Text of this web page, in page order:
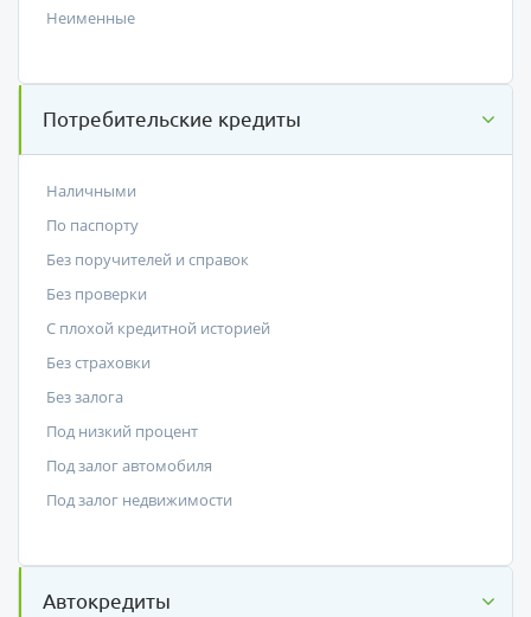
Неименные
Потребительские кредиты
Наличными
По паспорту
Без поручителей и справок
Без проверки
С плохой кредитной историей
Без страховки
Без залога
Под низкий процент
Под залог автомобиля
Под залог недвижимости
Автокредиты